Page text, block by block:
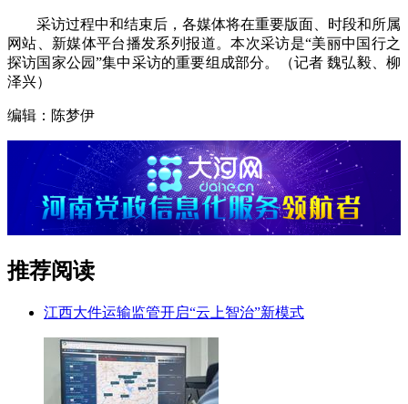
采访过程中和结束后，各媒体将在重要版面、时段和所属
网站、新媒体平台播发系列报道。本次采访是“美丽中国行之
探访国家公园”集中采访的重要组成部分。（记者 魏弘毅、柳
泽兴）
编辑：陈梦伊
推荐阅读
江西大件运输监管开启“云上智治”新模式